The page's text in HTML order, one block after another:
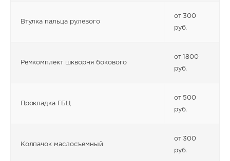
Втулка пальца рулевого
от 300
руб.
Ремкомплект шкворня бокового
от 1800
руб.
Прокладка ГБЦ
от 500
руб.
Колпачок маслосъемный
от 300
руб.